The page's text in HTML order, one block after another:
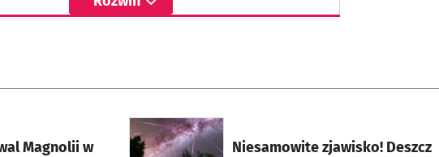
Magnolii w
Niesamowite zjawisko! Deszcz
otworzy się w nowej karcie